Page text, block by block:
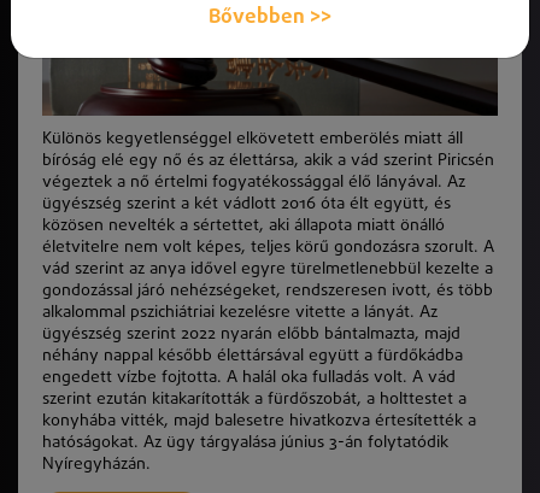
Különös kegyetlenséggel elkövetett emberölés miatt áll
bíróság elé egy nő és az élettársa, akik a vád szerint Piricsén
végeztek a nő értelmi fogyatékossággal élő lányával. Az
ügyészség szerint a két vádlott 2016 óta élt együtt, és
közösen nevelték a sértettet, aki állapota miatt önálló
életvitelre nem volt képes, teljes körű gondozásra szorult. A
vád szerint az anya idővel egyre türelmetlenebbül kezelte a
gondozással járó nehézségeket, rendszeresen ivott, és több
alkalommal pszichiátriai kezelésre vitette a lányát. Az
ügyészség szerint 2022 nyarán előbb bántalmazta, majd
néhány nappal később élettársával együtt a fürdőkádba
engedett vízbe fojtotta. A halál oka fulladás volt. A vád
szerint ezután kitakarították a fürdőszobát, a holttestet a
konyhába vitték, majd balesetre hivatkozva értesítették a
hatóságokat. Az ügy tárgyalása június 3-án folytatódik
Nyíregyházán.
Bővebben >>